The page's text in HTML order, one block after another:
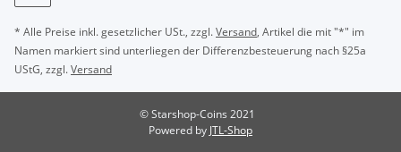
* Alle Preise inkl. gesetzlicher USt., zzgl.Versand, Artikel die mit "*" im
Namen markiert sind unterliegen der Differenzbesteuerung nach §25a
UStG, zzgl.Versand
© Starshop-Coins 2021
Powered by JTL-Shop